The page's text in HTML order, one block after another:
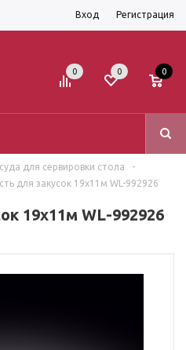
Вход Регистрация
0 0 0
для сервировки стола
-
для закусок 19х11м WL-992926
19х11м WL-992926